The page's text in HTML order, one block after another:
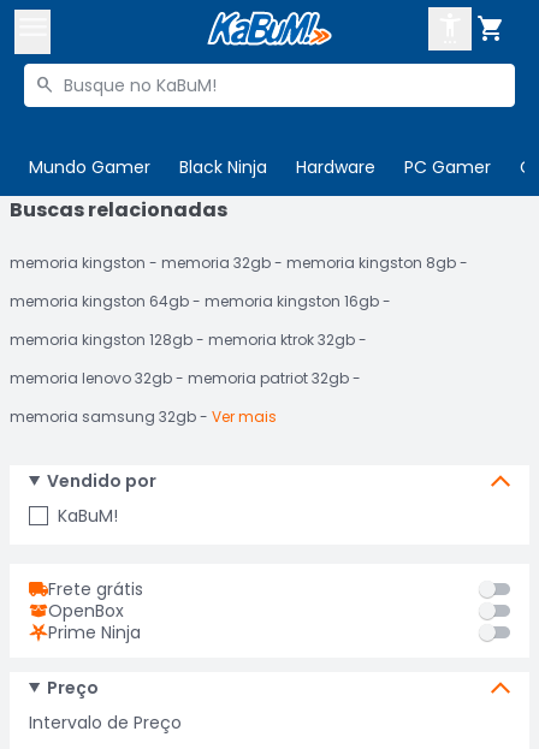

Buscar produtos

Mundo Gamer Black Ninja Hardware PC Gamer

 Departamentos
Cupons
Mais Vendidos
ENTRE
CADASTRE-SE
Buscas relacionadas
memoria kingston memoria 32gb
memoria kingston 8gb
memoria kingston 64gb
memoria kingston 16gb
memoria kingston 128gb
memoria ktrok 32gb
memoria lenovo 32gb
memoria patriot 32gb
memoria samsung 32gb
Ver mais
Vendido por
KaBuM!
Frete grátis
OpenBox
Prime Ninja
Preço
Intervalo de Preço